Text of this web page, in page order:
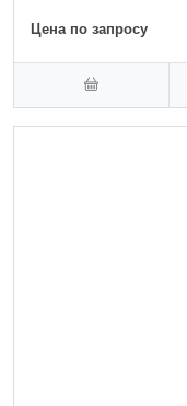
Цена по запросу